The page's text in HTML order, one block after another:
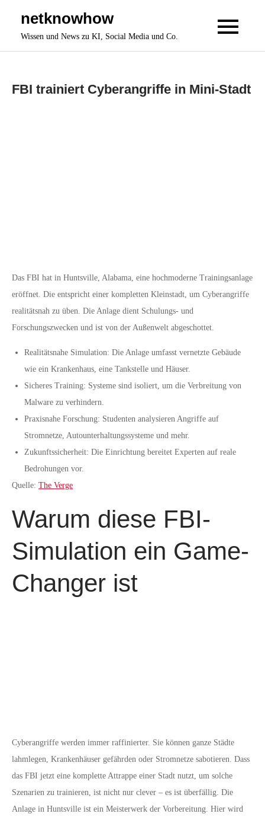
content
netknowhow
Wissen und News zu KI, Social Media und Co.
FBI trainiert Cyberangriffe in Mini-Stadt
Das FBI hat in Huntsville, Alabama, eine hochmoderne Trainingsanlage
eröffnet. Die entspricht einer kompletten Kleinstadt, um Cyberangriffe
realitätsnah zu üben. Die Anlage dient Schulungs- und
Forschungszwecken und ist von der Außenwelt abgeschottet.
Realitätsnahe Simulation: Die Anlage umfasst vernetzte Gebäude
wie ein Krankenhaus, eine Tankstelle und Häuser.
Sicheres Training: Systeme sind isoliert, um die Verbreitung von
Malware zu verhindern.
Praxisnahe Forschung: Studenten analysieren Angriffe auf
Stromnetze, Autounterhaltungssysteme und mehr.
Zukunftssicherheit: Die Einrichtung bereitet Experten auf reale
Bedrohungen vor.
Quelle: The Verge
Warum diese FBI-
Simulation ein Game-
Changer ist
Cyberangriffe werden immer raffinierter. Sie können ganze Städte
lahmlegen, Krankenhäuser gefährden oder Stromnetze sabotieren. Dass
das FBI jetzt eine komplette Attrappe einer Stadt nutzt, um solche
Szenarien zu trainieren, ist nicht nur clever – es ist überfällig. Die
Anlage in Huntsville ist ein Meisterwerk der Vorbereitung. Hier wird